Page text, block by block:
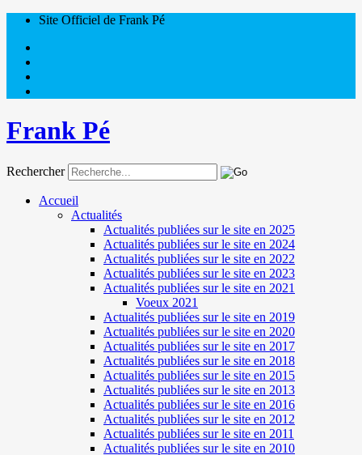
Site Officiel de Frank Pé
Frank Pé
Rechercher
Accueil
Actualités
Actualités publiées sur le site en 2025
Actualités publiées sur le site en 2024
Actualités publiées sur le site en 2022
Actualités publiées sur le site en 2023
Actualités publiées sur le site en 2021
Voeux 2021
Actualités publiées sur le site en 2019
Actualités publiées sur le site en 2020
Actualités publiées sur le site en 2017
Actualités publiées sur le site en 2018
Actualités publiées sur le site en 2015
Actualités publiées sur le site en 2013
Actualités publiées sur le site en 2016
Actualités publiées sur le site en 2012
Actualités publiées sur le site en 2011
Actualités publiées sur le site en 2010